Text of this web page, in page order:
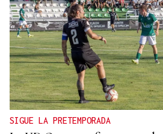
SIGUE LA PRETEMPORADA